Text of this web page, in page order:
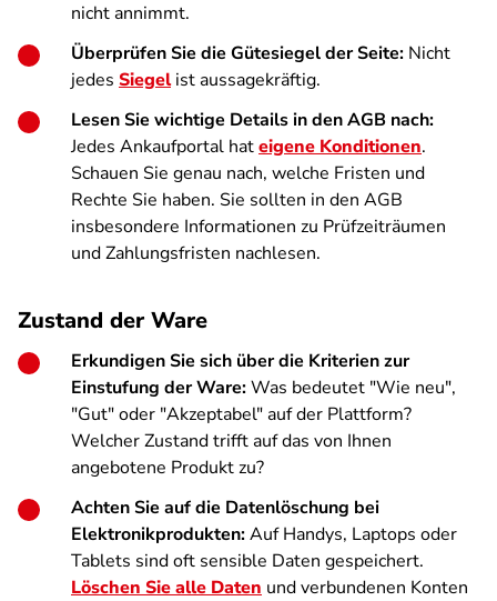
nicht annimmt.
Überprüfen Sie die Gütesiegel der Seite: Nicht
jedes Siegelist aussagekräftig.
Lesen Sie wichtige Details in den AGB nach:
Jedes Ankaufportal hateigene Konditionen.
Schauen Sie genau nach, welche Fristen und
Rechte Sie haben. Sie sollten in den AGB
insbesondere Informationen zu Prüfzeiträumen
und Zahlungsfristen nachlesen.
Zustand der Ware
Erkundigen Sie sich über die Kriterien zur
Einstufung der Ware:Was bedeutet "Wie neu",
"Gut" oder "Akzeptabel" auf der Plattform?
Welcher Zustand trifft auf das von Ihnen
angebotene Produkt zu?
Achten Sie auf die Datenlöschung bei
Elektronikprodukten:Auf Handys, Laptops oder
Tablets sind oft sensible Daten gespeichert.
Löschen Sie alle Daten und verbundenen Konten